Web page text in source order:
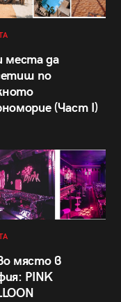
места да
по
(Част I)
място в
PINK